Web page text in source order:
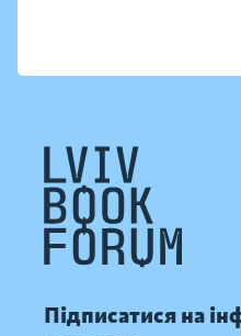
Підписатися на